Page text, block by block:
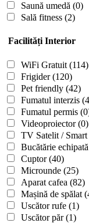
Saună umedă (0)
Sală fitness (2)
Facilități Interior
WiFi Gratuit (114)
Frigider(120)
Pet friendly (42)
Fumatul interzis
Fumatul permis
Videoproiector(0)
TV Satelit /
Bucătărie echipată
Cuptor(40)
Microunde (25)
Aparat cafea (82)
Mașină de spălat
Uscător rufe (1)
Uscător păr(1)